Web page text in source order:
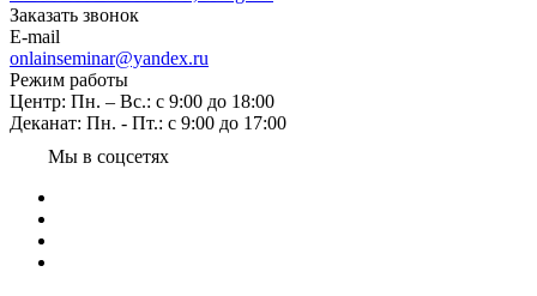
Заказать звонок
E-mail
onlainseminar@yandex.ru
Режим работы
Центр: Пн. – Вс.: с 9:00 до 18:00
Деканат: Пн. - Пт.: с 9:00 до 17:00
Мы в соцсетях